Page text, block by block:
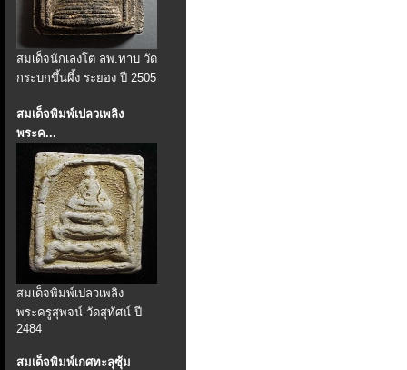
สมเด็จนักเลงโต ลพ.ทาบ วัด
กระบกขึ้นผึ้ง ระยอง ปี 2505
สมเด็จพิมพ์เปลวเพลิง
พระค...
สมเด็จพิมพ์เปลวเพลิง
พระครูสุพจน์ วัดสุทัศน์ ปี
2484
สมเด็จพิมพ์เกศทะลุซุ้ม